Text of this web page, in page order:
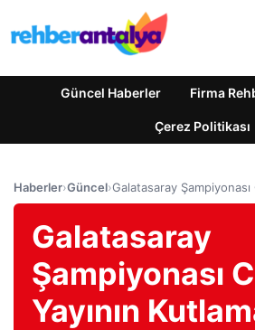
Güncel Haberler Firma
Çerez Politikası
Haberler›Güncel›Galatasaray Şampiyonası
Galatasaray
Şampiyonası
Yayının